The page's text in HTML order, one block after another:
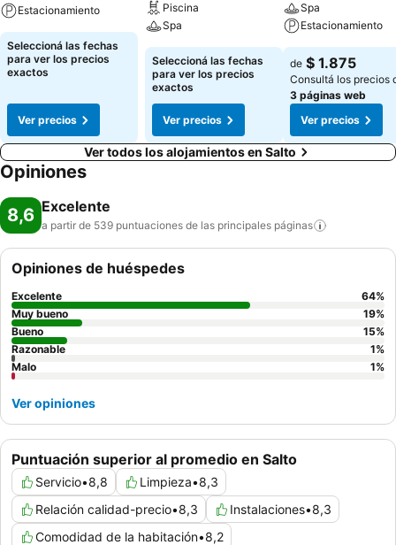
Estacionamiento
Seleccioná las fechas
para ver los precios
exactos
Ver precios
Piscina
Spa
Seleccioná las fechas
para ver los precios
exactos
Ver precios
Spa
Estacionamiento
de $ 1.875
Consultá los precios
3 páginas web
Ver precios
Ver todos los alojamientos en Salto
Opiniones
8,6 Excelente
a partir de 539 puntuaciones de las principales páginas
Puntuación superior al promedio en Salto
Servicio•8,8 Limpieza•8,3
Relación calidad-precio•8,3 Instalaciones•8,3
Comodidad de la habitación•8,2
Opiniones de huéspedes
Excelente 64%
Muy bueno
19%
Bueno
15%
Razonable
1%
Malo
1%
Ver opiniones